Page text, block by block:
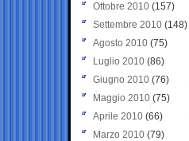
Ottobre 2010 (157)
Settembre 2010 (148)
Agosto 2010 (75)
Luglio 2010 (86)
Giugno 2010 (76)
Maggio 2010 (75)
Aprile 2010 (66)
Marzo 2010 (79)